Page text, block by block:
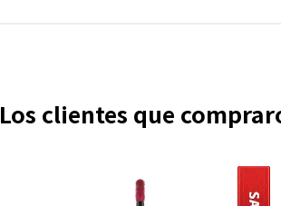
Los clientes que